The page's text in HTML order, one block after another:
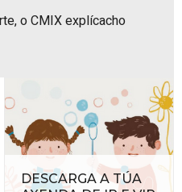
oCMIX explícacho
DESCARGA A TÚA